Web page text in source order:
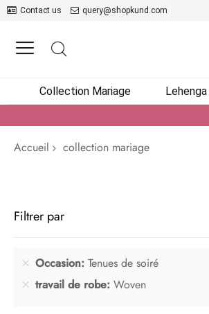
Contact us query@shopkund.com
Collection Mariage Lehenga
Accueil
collection mariage
Filtrer par
Occasion Tenues de soiré
travail de robe Woven